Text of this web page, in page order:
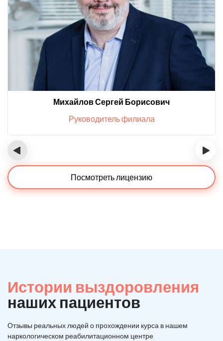
Михайлов Сергей Борисович
Руководитель филиала
‹ ›
Посмотреть лицензию
Истории выздоровления
наших пациентов
Отзывы реальных людей о прохождении курса в нашем
наркологическом реабилитационном центре